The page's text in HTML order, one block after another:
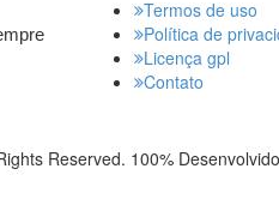
Termos de uso
Política de
Licença gpl
Contato
Reserved. 100%